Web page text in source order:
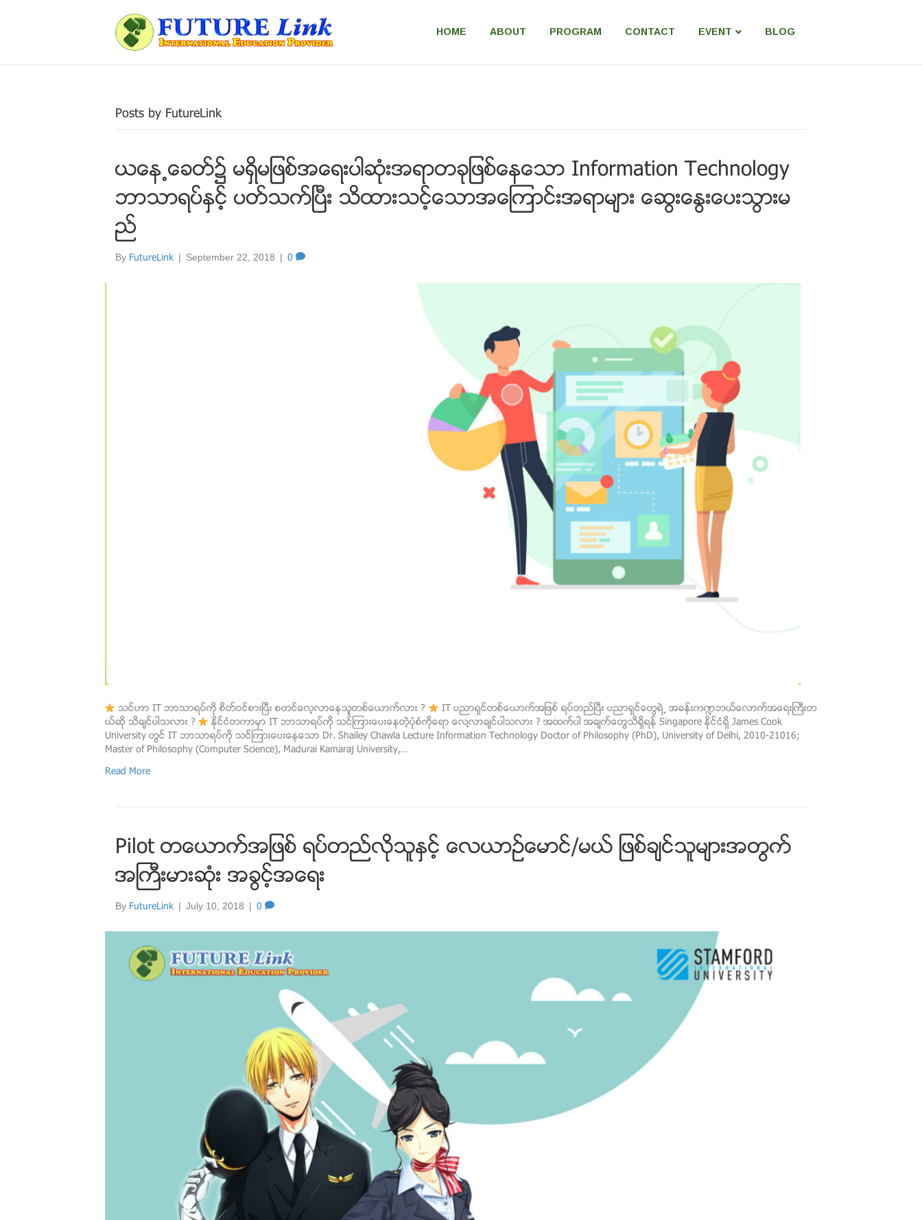
HOME ABOUT PROGRAM CONTACT EVENT BLOG
Posts by FutureLink
ယေန႕ေခတ္၌ မရွိမျဖစ္အေရးပါဆံုးအရာတခုျဖစ္ေနေသာ Information Technology
ဘာသာရပ္ႏွင့္ ပတ္သက္ၿပီး သိထားသင့္ေသာအေၾကာင္းအရာမ်ား ေဆြးေႏြးေပးသြားမ
ည္
By FutureLink | September 22, 2018 | 0
သင္ဟာ IT ဘာသာရပ္ကို စိတ္ဝင္စားၿပီး စတင္ေလ့လာေနသူတစ္ေယာက္လား ?
IT ပညာရွင္တစ္ေယာက္အျဖစ္ ရပ္တည္ၿပီး ပညာရွင္ေတြရဲ့ အခန္းက႑ဘယ္ေလာက္အေရးႀကီးတ
ယ္ဆို သိခ်င္ပါသလား ?
ႏိုင္ငံတကာမွာ IT ဘာသာရပ္ကို သင္ၾကားေပးေနတဲ့ပံုစံကိုေရာ ေလ႔လာခ်င္ပါသလား ? အထက္ပါ အခ်က္ေတြသိရွိရန္ Singapore ႏိုင္ငံရွိ James Cook
University တြင္ IT ဘာသာရပ္ကို သင္ၾကားေပးေနေသာ Dr. Shailey Chawla Lecture Information Technology Doctor of Philosophy (PhD), University of Delhi, 2010-21016;
Master of Philosophy (Computer Science), Madurai Kamaraj University,…
Read More
Pilot တေယာက္အျဖစ္ ရပ္တည္လိုသူႏွင့္ ​ေလယာဥ္ေမာင္/မယ္ ျဖစ္ခ်င္သူမ်ားအတြက္
အႀကီးမားဆံုး အခြင့္အေရး
By FutureLink | July 10, 2018 | 0